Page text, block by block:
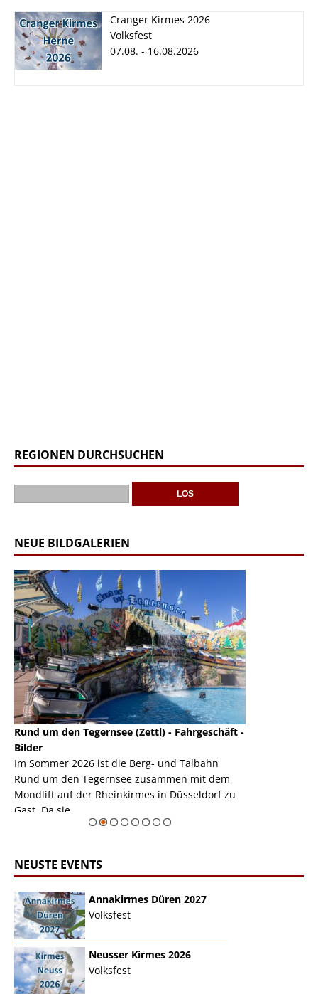
Cranger Kirmes 2026
Volksfest
07.08. - 16.08.2026
REGIONEN DURCHSUCHEN
NEUE BILDGALERIEN
Rund um den Tegernsee (Zettl) - Fahrgeschäft -
Bilder
Im Sommer 2026 ist die Berg- und Talbahn
Rund um den Tegernsee zusammen mit dem
Mondlift auf der Rheinkirmes in Düsseldorf zu
Gast. Da sie ...
NEUSTE EVENTS
Annakirmes Düren 2027
Volksfest
Neusser Kirmes 2026
Volksfest